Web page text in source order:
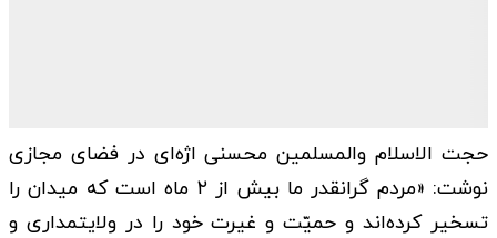
حجت الاسلام والمسلمین محسنی اژه‌ای در فضای مجازی
نوشت: «مردم گرانقدر ما بیش از ۲ ماه است که میدان را
تسخیر کرده‌اند و حمیّت و غیرت خود را در ولایتمداری و